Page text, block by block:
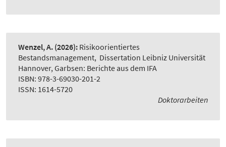
Wenzel, A. (2026): Risikoorientiertes
Bestandsmanagement, Dissertation Leibniz Universität
Hannover, Garbsen: Berichte aus dem IFA
ISBN: 978-3-69030-201-2
ISSN: 1614-5720
Doktorarbeiten